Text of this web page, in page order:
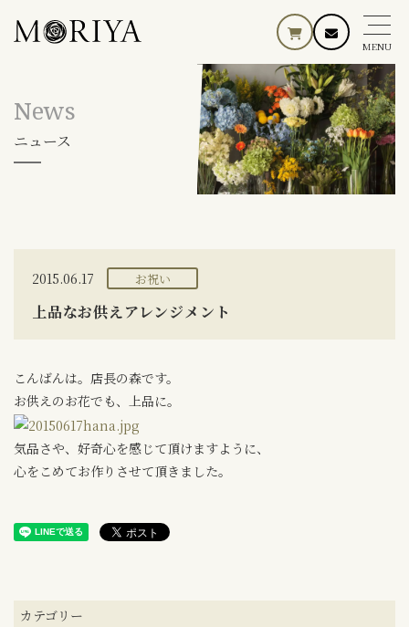
MENU
News
ニュース
2015.06.17 お祝い
上品なお供えアレンジメント
こんばんは。店長の森です。
お供えのお花でも、上品に。
気品さや、好奇心を感じて頂けますように、
心をこめてお作りさせて頂きました。
カテゴリー